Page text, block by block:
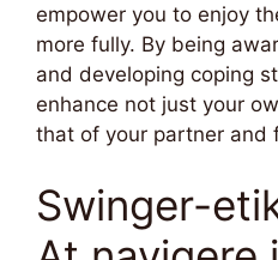
empower you to enjoy
more fully. By being
and developing coping
enhance not just your
that of your partner and
Swinger-